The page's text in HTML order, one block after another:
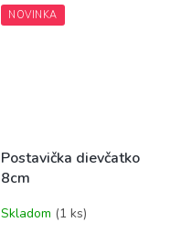
NOVINKA
Postavička dievčatko
8cm
Skladom (1 ks)